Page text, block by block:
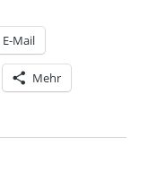
E-Mail
Mehr